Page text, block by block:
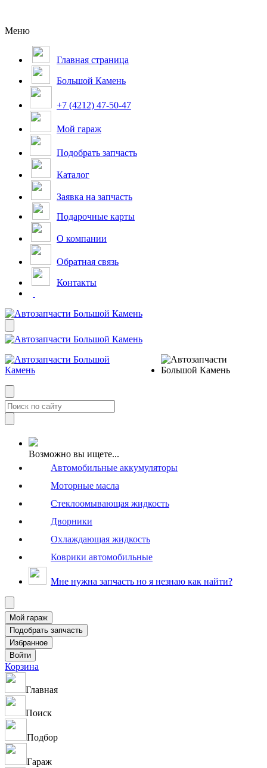
Меню
Главная страница
Большой Камень
+7 (4212) 47-50-47
Мой гараж
Подобрать запчасть
Каталог
Заявка на запчасть
Подарочные карты
О компании
Обратная связь
Контакты
Возможно вы ищете...
Автомобильные аккумуляторы
Моторные масла
Стеклоомывающая жидкость
Дворники
Охлаждающая жидкость
Коврики автомобильные
Мне нужна запчасть но я незнаю как найти?
Корзина
Главная
Поиск
Подбор
Гараж